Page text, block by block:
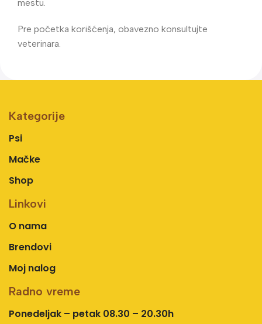
mestu.
Pre početka korišćenja, obavezno konsultujte
veterinara.
Kategorije
Psi
Mačke
Shop
Linkovi
O nama
Brendovi
Moj nalog
Radno vreme
Ponedeljak – petak 08.30 – 20.30h